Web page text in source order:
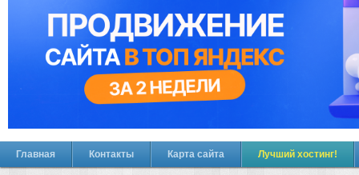
Главная Контакты Карта сайта Лучший хостинг!